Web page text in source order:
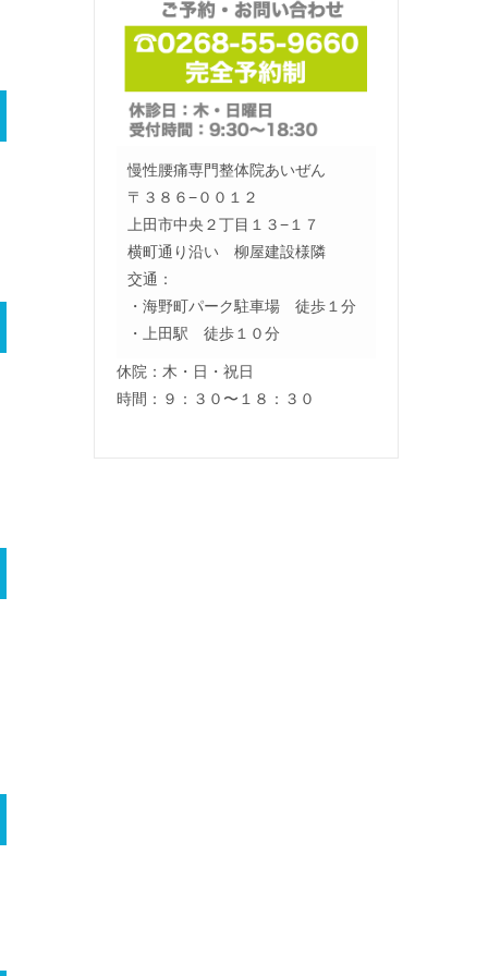
慢性腰痛専門整体院あいぜん
〒３８６−００１２
上田市中央２丁目１３−１７
横町通り沿い 柳屋建設様隣
交通：
・海野町パーク駐車場 徒歩１分
・上田駅 徒歩１０分
休院：木・日・祝日
時間：９：３０〜１８：３０